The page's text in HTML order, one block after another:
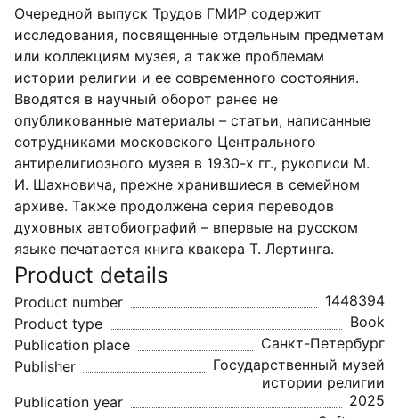
Очередной выпуск Трудов ГМИР содержит
исследования, посвященные отдельным предметам
или коллекциям музея, а также проблемам
истории религии и ее современного состояния.
Вводятся в научный оборот ранее не
опубликованные материалы – статьи, написанные
сотрудниками московского Центрального
антирелигиозного музея в 1930-х гг., рукописи М.
И. Шахновича, прежне хранившиеся в семейном
архиве. Также продолжена серия переводов
духовных автобиографий – впервые на русском
языке печатается книга квакера Т. Лертинга.
Product details
Product number
1448394
Product type
Book
Publication place
Санкт-Петербург
Publisher
Государственный музей
истории религии
Publication year
2025